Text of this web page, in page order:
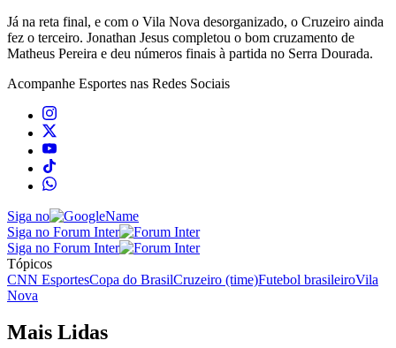
Já na reta final, e com o Vila Nova desorganizado, o Cruzeiro ainda
fez o terceiro. Jonathan Jesus completou o bom cruzamento de
Matheus Pereira e deu números finais à partida no Serra Dourada.
Acompanhe Esportes nas Redes Sociais
Siga no
Siga no Forum Inter
Siga no Forum Inter
Tópicos
CNN EsportesCopa do BrasilCruzeiro (time)Futebol brasileiroVila
Nova
Mais Lidas